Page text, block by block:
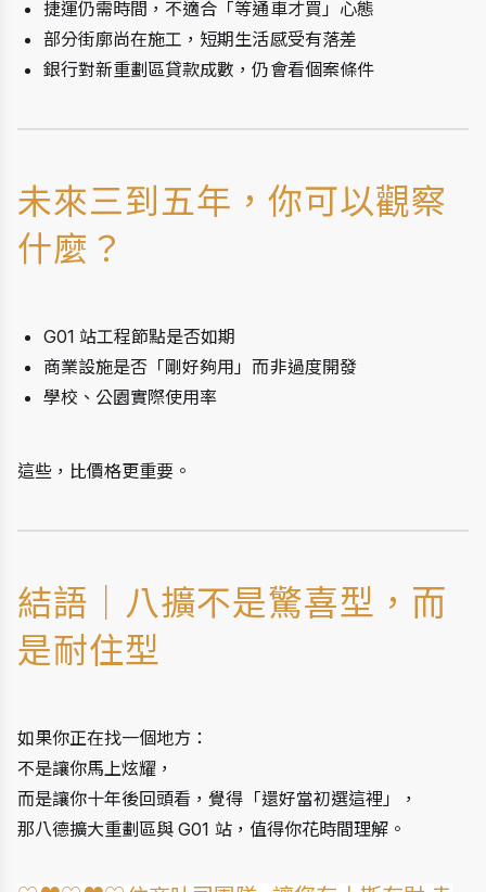
捷運仍需時間，不適合「等通車才買」心態
部分街廓尚在施工，短期生活感受有落差
銀行對新重劃區貸款成數，仍會看個案條件
未來三到五年，你可以觀察
什麼？
G01 站工程節點是否如期
商業設施是否「剛好夠用」而非過度開發
學校、公園實際使用率
這些，比價格更重要。
結語｜八擴不是驚喜型，而
是耐住型
如果你正在找一個地方：
不是讓你馬上炫耀，
而是讓你十年後回頭看，覺得「還好當初選這裡」，
那八德擴大重劃區與 G01 站，值得你花時間理解。